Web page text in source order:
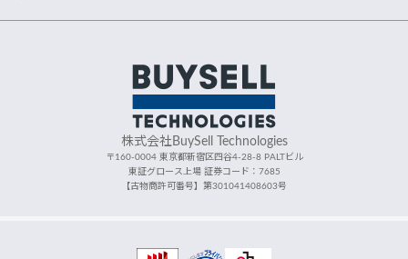
株式会社BuySell Technologies
〒160-0004 東京都新宿区四谷4-28-8 PALTビル
東証グロース上場 証券コード：7685
【古物商許可番号】第301041408603号